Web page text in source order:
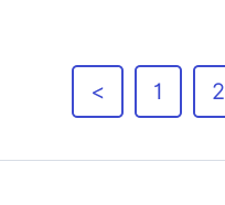
< 1 2